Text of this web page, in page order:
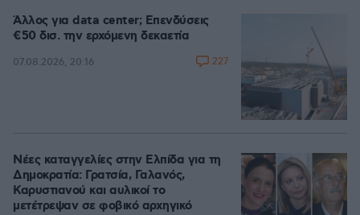
Άλλος για data center; Επενδύσεις
€50 δισ. την ερχόμενη δεκαετία
07.08.2026, 20:16 227
Νέες καταγγελίες στην Ελπίδα για τη
Δημοκρατία: Γρατσία, Γαλανός,
Καρυστιανού και αυλικοί το
μετέτρεψαν σε φοβικό αρχηγικό